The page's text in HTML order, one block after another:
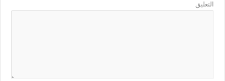
التعليق